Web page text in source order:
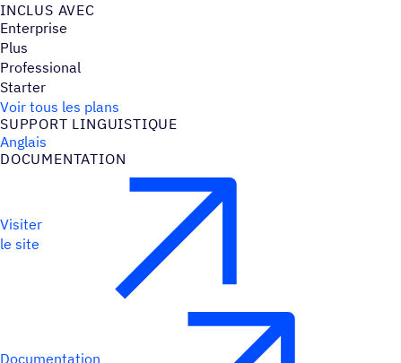
INCLUS AVEC
Enterprise
Plus
Professional
Starter
Voir tous les plans
SUPPORT LINGUIS­TIQUE
Anglais
DOCU­MEN­TA­TION
Visiter
le site
Documentation